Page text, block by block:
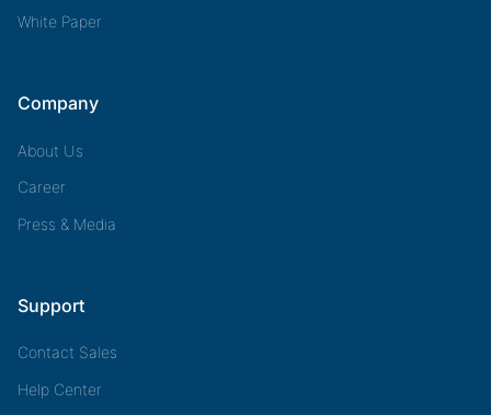
White Paper
Company
About Us
Career
Press & Media
Support
Contact Sales
Help Center